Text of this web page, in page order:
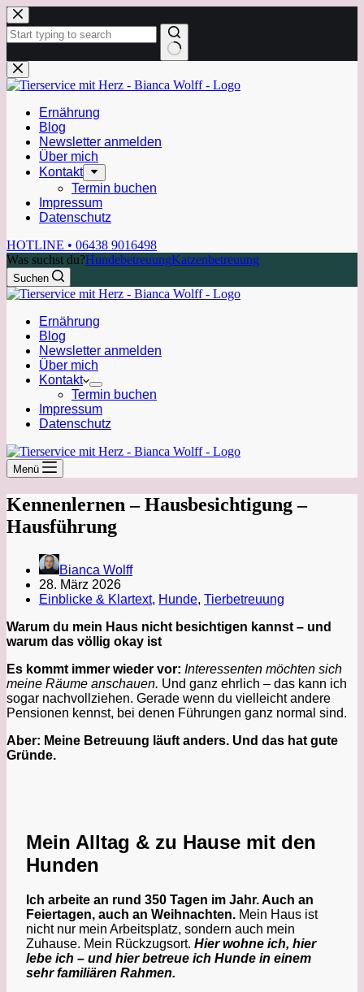
Zum
Inhalt
springen
Keine
Ergebnisse
Ernährung
Blog
Newsletter anmelden
Über mich
Kontakt
Termin buchen
Impressum
Datenschutz
HOTLINE • 06438 9016498
Was suchst du?HundebetreuungKatzenbetreuung
Suchen
Ernährung
Blog
Newsletter anmelden
Über mich
Kontakt
Termin buchen
Impressum
Datenschutz
Menü
Kennenlernen – Hausbesichtigung –
Hausführung
Bianca Wolff
28. März 2026
Einblicke & Klartext, Hunde, Tierbetreuung
Warum du mein Haus nicht besichtigen kannst – und
warum das völlig okay ist
Es kommt immer wieder vor: Interessenten möchten sich
meine Räume anschauen. Und ganz ehrlich – das kann ich
sogar nachvollziehen. Gerade wenn du vielleicht andere
Pensionen kennst, bei denen Führungen ganz normal sind.
Aber: Meine Betreuung läuft anders. Und das hat gute
Gründe.
Mein Alltag & zu Hause mit den
Hunden
Ich arbeite an rund 350 Tagen im Jahr. Auch an
Feiertagen, auch an Weihnachten. Mein Haus ist
nicht nur mein Arbeitsplatz, sondern auch mein
Zuhause. Mein Rückzugsort. Hier wohne ich, hier
lebe ich – und hier betreue ich Hunde in einem
sehr familiären Rahmen.